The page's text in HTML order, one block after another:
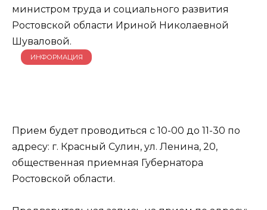
министром труда и социального развития
Ростовской области Ириной Николаевной
Шуваловой.
ИНФОРМАЦИЯ
Прием будет проводиться с 10-00 до 11-30 по
адресу: г. Красный Сулин, ул. Ленина, 20,
общественная приемная Губернатора
Ростовской области.